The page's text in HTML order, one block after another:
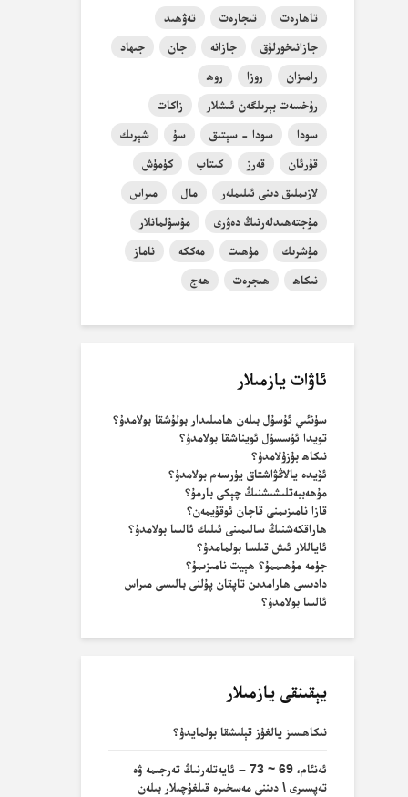
تاھارەت تىجارەت
تەۋھىد
جازانىخورلۇق
جازانە جان
جىھاد
رامىزان
روزا
روھ
رۇخسەت بېرىلگەن ئىشلار
زاكات
سودا
سودا - سېتىق سۇ
شېرىك
قۇرئان
قەرز كىتاب
كۈمۈش
لازىملىق دىنى ئىلىملەر
مال
مىراس
مۇجتەھىدلەرنىڭ دەۋرى
مۇسۇلمانلار
مۇشرىك
مۇھىت مەككە
ناماز
نىكاھ
ھىجرەت ھەج
ئاۋات يازمىلار
سۈنئىي ئۇسۇل بىلەن ھامىلىدار بولۇشقا بولامدۇ؟
تويدا ئۇسسۇل ئويناشقا بولامدۇ؟
نىكاھ بۇزۇلامدۇ؟
ئۆيدە يالاڭۋاشتاق يۈرسەم بولامدۇ؟
مۇھەببەتلىشىشنىڭ چېكى بارمۇ؟
قازا نامىزىمنى قاچان ئوقۇيمەن؟
ھاراقكەشنىڭ سالىمىنى ئىلىك ئالسا بولامدۇ؟
ئاياللار ئىش قىلسا بولمامدۇ؟
جۈمە مۇھىممۇ؟ ھېيت نامىزىمۇ؟
دادىسى ھارامدىن تاپقان پۇلنى بالىسى مىراس
ئالسا بولامدۇ؟
يېقىنقى يازمىلار
نىكاھسىز يالغۇز قېلىشقا بولمايدۇ؟
ئەنئام، 69 ~ 73 – ئايەتلەرنىڭ تەرجىمە ۋە
تەپسىرى \ دىننى مەسخىرە قىلغۇچىلار بىلەن